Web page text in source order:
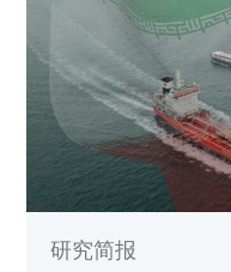
研究简报